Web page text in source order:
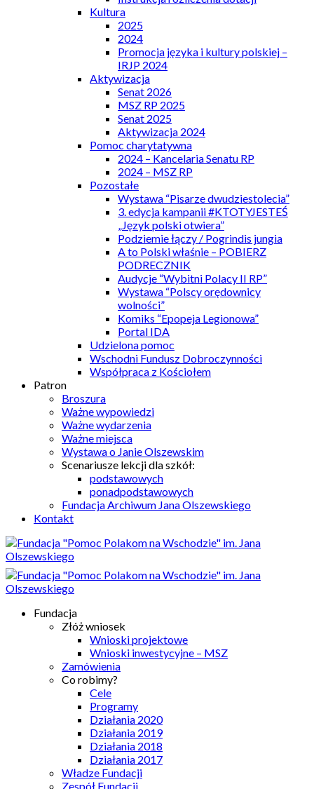
Kultura
2025
2024
Promocja języka i kultury polskiej –
IRJP 2024
Aktywizacja
Senat 2026
MSZ RP 2025
Senat 2025
Aktywizacja 2024
Pomoc charytatywna
2024 – Kancelaria Senatu RP
2024 – MSZ RP
Pozostałe
Wystawa “Pisarze dwudziestolecia”
3. edycja kampanii #KTOTYJESTEŚ
„Język polski otwiera”
Podziemie łączy / Pogrindis jungia
A to Polski właśnie – POBIERZ
PODRECZNIK
Audycje “Wybitni Polacy II RP”
Wystawa “Polscy orędownicy
wolności”
Komiks “Epopeja Legionowa”
Portal IDA
Udzielona pomoc
Wschodni Fundusz Dobroczynności
Współpraca z Kościołem
Patron
Broszura
Ważne wypowiedzi
Ważne wydarzenia
Ważne miejsca
Wystawa o Janie Olszewskim
Scenariusze lekcji dla szkół:
podstawowych
ponadpodstawowych
Fundacja Archiwum Jana Olszewskiego
Kontakt
Fundacja
Złóż wniosek
Wnioski projektowe
Wnioski inwestycyjne – MSZ
Zamówienia
Co robimy?
Cele
Programy
Działania 2020
Działania 2019
Działania 2018
Działania 2017
Władze Fundacji
Zespół Fundacji